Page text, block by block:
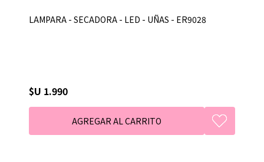
LAMPARA - SECADORA - LED - UÑAS - ER9028
$U 1.990